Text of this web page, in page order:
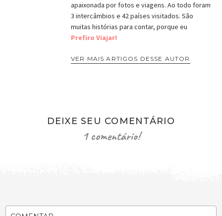
apaixonada por fotos e viagens. Ao todo foram
3 intercâmbios e 42 países visitados. São
muitas histórias para contar, porque eu
Prefiro Viajar!
VER MAIS ARTIGOS DESSE AUTOR
DEIXE SEU COMENTÁRIO
1 comentário!